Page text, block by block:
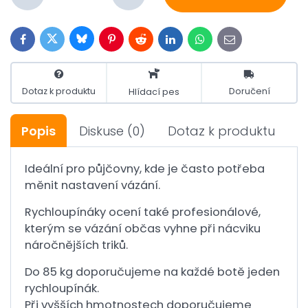
FacebookTwitterBlueskyPinterestRedditLinkedInWhatsApp
E-
mail
Dotaz k produktu Hlídací pes Doručení
Popis Diskuse (0) Dotaz k produktu
Ideální pro půjčovny, kde je často potřeba
měnit nastavení vázání.
Rychloupínáky ocení také profesionálové,
kterým se vázání občas vyhne při nácviku
náročnějších triků.
Do 85 kg doporučujeme na každé botě jeden
rychloupínák.